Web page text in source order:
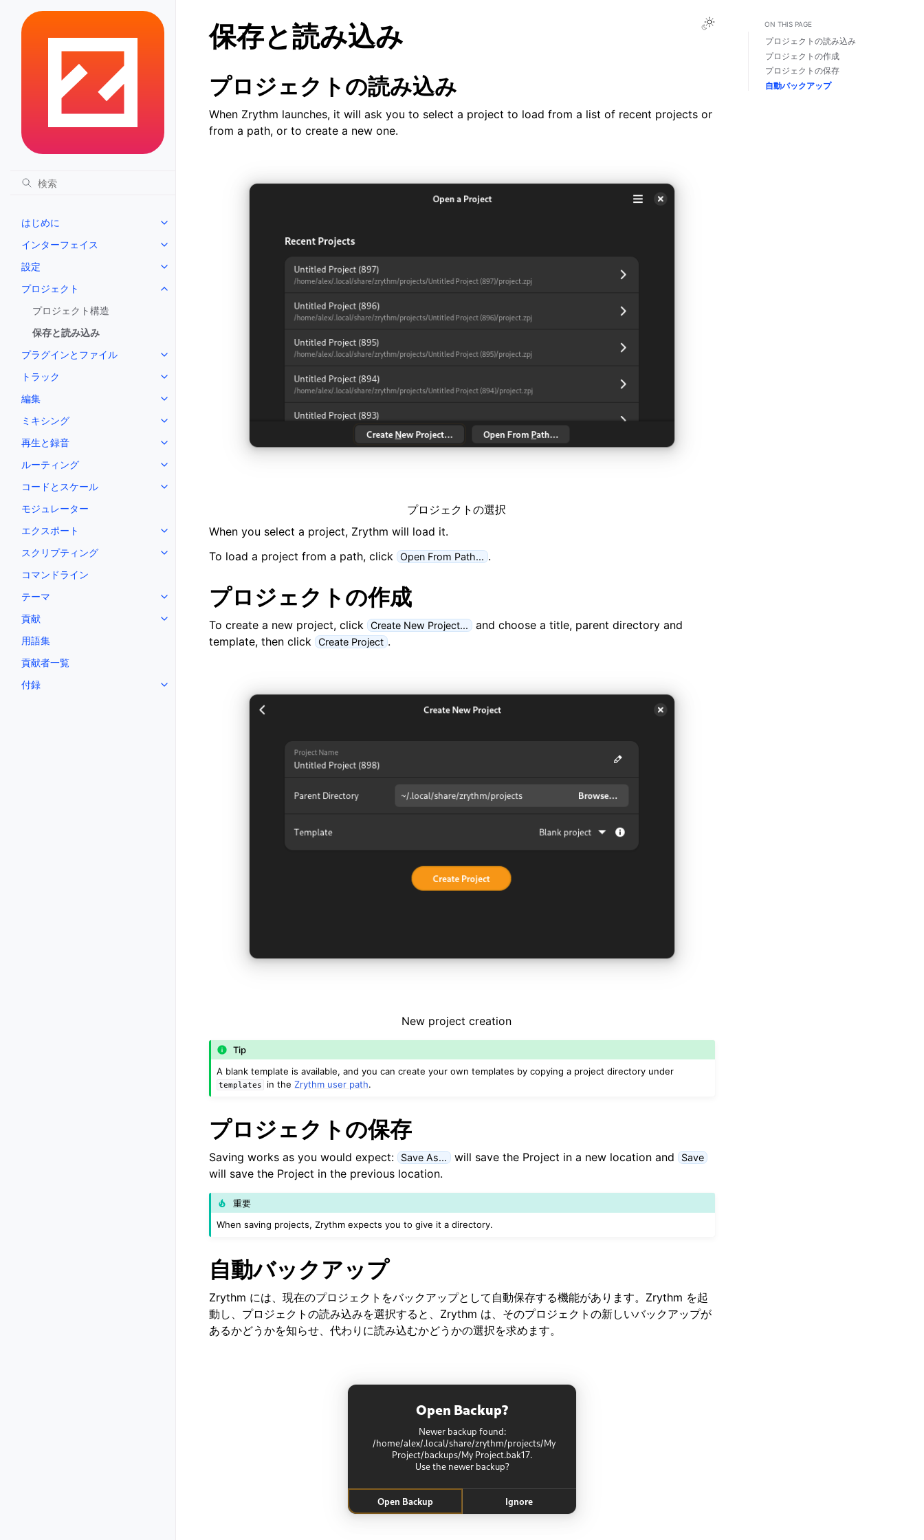
はじめに
Toggle navigation of はじめに
インターフェイス
Toggle navigation of インターフェイス
設定
Toggle navigation of 設定
プロジェクト
Toggle navigation of プロジェクト
プロジェクト構造
保存と読み込み
プラグインとファイル
Toggle navigation of プラグインとファイル
トラック
Toggle navigation of トラック
編集
Toggle navigation of 編集
ミキシング
Toggle navigation of ミキシング
再生と録音
Toggle navigation of 再生と録音
ルーティング
Toggle navigation of ルーティング
コードとスケール
Toggle navigation of コードとスケール
モジュレーター
エクスポート
Toggle navigation of エクスポート
スクリプティング
Toggle navigation of スクリプティング
コマンドライン
テーマ
Toggle navigation of テーマ
貢献
Toggle navigation of 貢献
用語集
貢献者一覧
付録
Toggle navigation of 付録
Toggle Light / Dark / Auto color theme
保存と読み込み
プロジェクトの読み込み
When Zrythm launches, it will ask you to select a project to load from a list of recent projects or
from a path, or to create a new one.
プロジェクトの選択
When you select a project, Zrythm will load it.
To load a project from a path, click
Open From Path... .
プロジェクトの作成
To create a new project, click Create New Project... and choose a title, parent directory and
template, then click
Create Project .
New project creation
Tip
A blank template is available, and you can create your own templates by copying a project directory under
templates in theZrythm user path.
プロジェクトの保存
Saving works as you would expect: Save As... will save the Project in a new location and Save
will save the Project in the previous location.
重要
When saving projects, Zrythm expects you to give it a directory.
自動バックアップ
Zrythm には、現在のプロジェクトをバックアップとして自動保存する機能があります。Zrythm を起
動し、プロジェクトの読み込みを選択すると、Zrythm は、そのプロジェクトの新しいバックアップが
あるかどうかを知らせ、代わりに読み込むかどうかの選択を求めます。
ON THIS PAGE
プロジェクトの読み込み
プロジェクトの作成
プロジェクトの保存
自動バックアップ